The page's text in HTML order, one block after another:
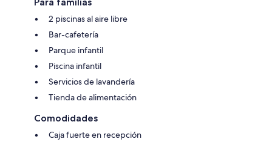
2 piscinas al aire libre
Bar-cafetería
Parque infantil
Piscina infantil
Servicios de lavandería
Tienda de alimentación
Comodidades
Caja fuerte en recepción